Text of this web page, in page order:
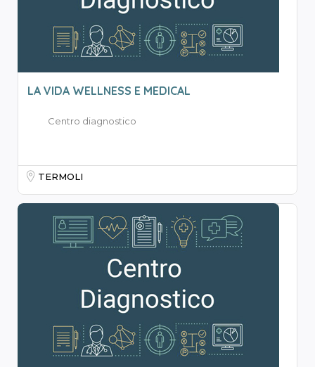
LA VIDA WELLNESS E MEDICAL
Centro diagnostico
TERMOLI